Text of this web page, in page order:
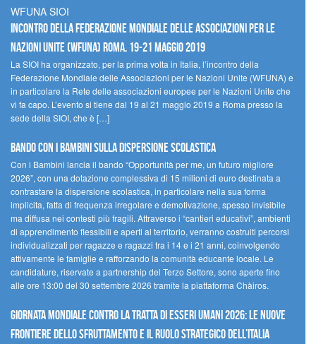
WFUNA SIOI
Incontro della Federazione Mondiale delle Associazioni per le
Nazioni Unite (WFUNA) Roma, 19-21 maggio 2019
La SIOI ha organizzato, per la prima volta in Italia, l’incontro della
Federazione Mondiale delle Associazioni per le Nazioni Unite (WFUNA) e
in particolare la Rete delle associazioni europee per le Nazioni Unite che
vi fa capo. L’evento si tiene dal 19 al 21 maggio 2019 a Roma presso la
sede della SIOI, che è […]
Bando Con i Bambini sulla dispersione scolastica
Con i Bambini lancia il bando “Opportunità per me, un futuro migliore
2026”, con una dotazione complessiva di 15 milioni di euro destinata a
contrastare la dispersione scolastica, in particolare nella sua forma
implicita, fatta di frequenza irregolare e demotivazione, spesso invisibile
ma diffusa nei contesti più fragili. Attraverso i “cantieri educativi”, ambienti
di apprendimento flessibili e aperti al territorio, verranno costruiti percorsi
individualizzati per ragazze e ragazzi tra i 14 e i 21 anni, coinvolgendo
attivamente le famiglie e rafforzando la comunità educante locale. Le
candidature, riservate a partnership del Terzo Settore, sono aperte fino
alle ore 13:00 del 30 settembre 2026 tramite la piattaforma Chàiros.
GIORNATA MONDIALE CONTRO LA TRATTA DI ESSERI UMANI 2026: LE NUOVE
FRONTIERE DELLO SFRUTTAMENTO E IL RUOLO STRATEGICO DELL’ITALIA